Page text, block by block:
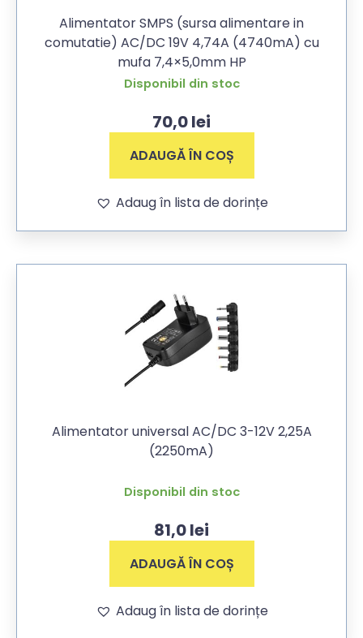
Alimentator SMPS (sursa alimentare in
comutatie) AC/DC 19V 4,74A (4740mA) cu
mufa 7,4×5,0mm HP
Disponibil din stoc
70,0lei
ADAUGĂ ÎN COȘ
Adaug în lista de dorințe
Alimentator universal AC/DC 3-12V 2,25A
(2250mA)
Disponibil din stoc
81,0lei
ADAUGĂ ÎN COȘ
Adaug în lista de dorințe